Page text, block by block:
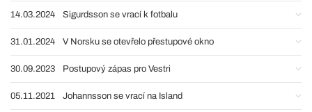
14.03.2024 Sigurdsson se vrací k fotbalu
31.01.2024 V Norsku se otevřelo přestupové okno
30.09.2023 Postupový zápas pro Vestri
05.11.2021 Johannsson se vrací na Island